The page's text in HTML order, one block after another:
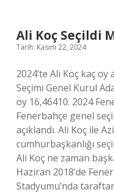
Ali Koç Seçildi
Tarih: Kasım 22, 2024
2024’te Ali Koç kaç oy
Seçimi Genel Kurul
oy 16,46410. 2024
Fenerbahçe genel
açıklandı. Ali Koç ile
cumhurbaşkanlığı
Ali Koç ne zaman
Haziran 2018’de
Stadyumu’nda